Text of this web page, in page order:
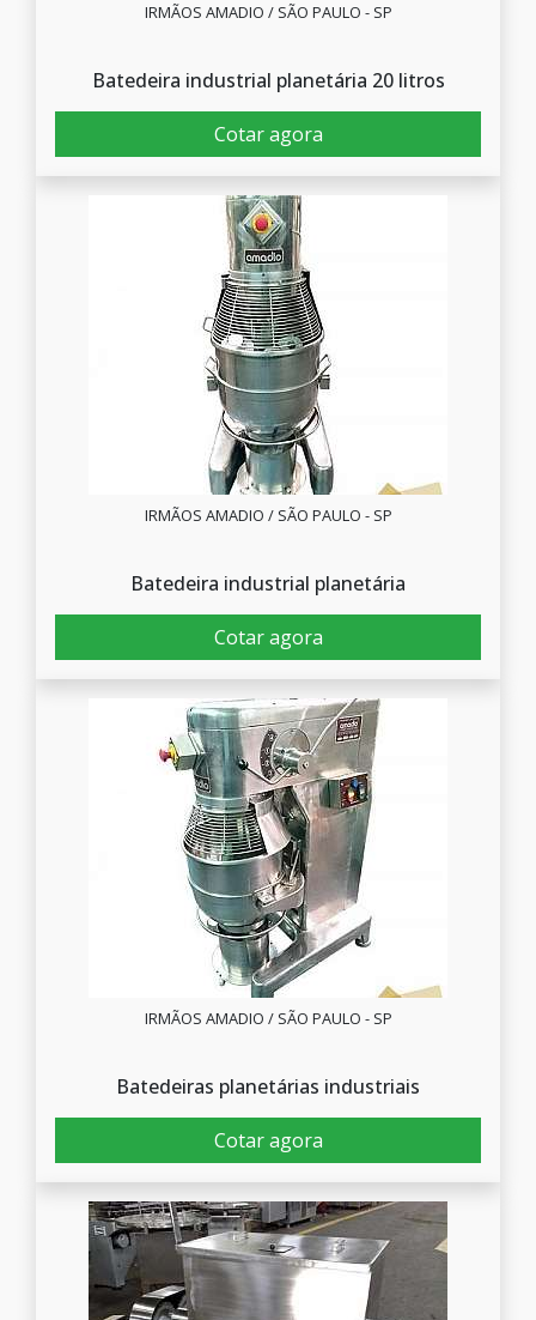
IRMÃOS AMADIO / SÃO PAULO - SP
Batedeira industrial planetária 20 litros
Cotar agora
IRMÃOS AMADIO / SÃO PAULO - SP
Batedeira industrial planetária
Cotar agora
IRMÃOS AMADIO / SÃO PAULO - SP
Batedeiras planetárias industriais
Cotar agora